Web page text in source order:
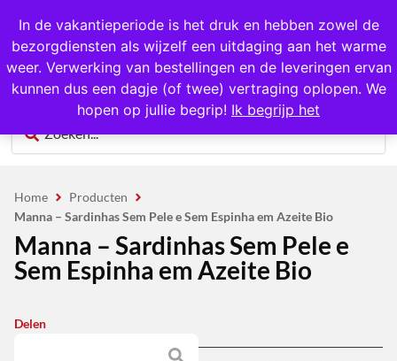
In de vakantieperiode is het druk en hebben zowel de
bezorgdiensten als wijzelf een uitdaging aan het warme
weer. Verwerking van bestellingen en de leveringen ervan
kunnen dus een dagje (of twee) vertraging oplopen. We
hopen op jullie begrip! Ik begrijp het
1000+ producten op voorraad
0
Home
Producten
Manna – Sardinhas Sem Pele e Sem Espinha em Azeite Bio
Manna – Sardinhas Sem Pele e
Sem Espinha em Azeite Bio
Delen